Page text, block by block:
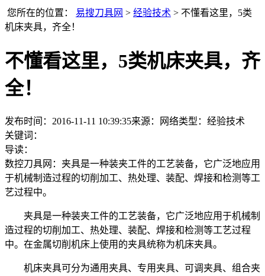
您所在的位置： 易搜刀具网 > 经验技术 > 不懂看这里，5类
机床夹具，齐全！
不懂看这里，5类机床夹具，齐
全！
发布时间：2016-11-11 10:39:35来源：网络类型： 经验技术
关键词：
导读：
数控刀具网：夹具是一种装夹工件的工艺装备，它广泛地应用
于机械制造过程的切削加工、热处理、装配、焊接和检测等工
艺过程中。
夹具是一种装夹工件的工艺装备，它广泛地应用于机械制
造过程的切削加工、热处理、装配、焊接和检测等工艺过程
中。在金属切削机床上使用的夹具统称为机床夹具。
机床夹具可分为通用夹具、专用夹具、可调夹具、组合夹